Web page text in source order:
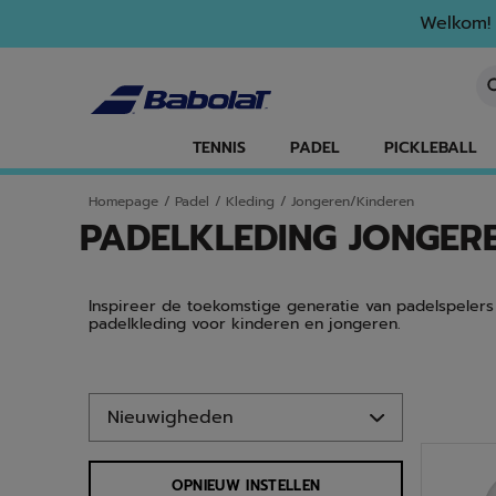
TENNIS PADEL PICKLEBALL
Homepage / Padel / Kleding / Jongeren/Kinderen
PADELKLEDING
Inspireer de toekomstige generatie van
padelkleding voor kinderen en jongeren.
Ga naar producten
OPNIEUW INSTELLEN